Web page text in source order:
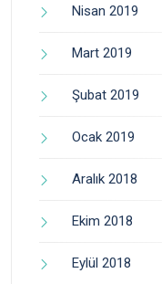
Nisan 2019
Mart 2019
Şubat 2019
Ocak 2019
Aralık 2018
Ekim 2018
Eylül 2018